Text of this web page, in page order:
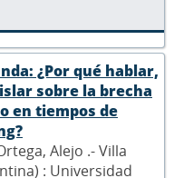
¿Por qué hablar,
sobre la brecha
en tiempos de
Alejo .- Villa
: Universidad